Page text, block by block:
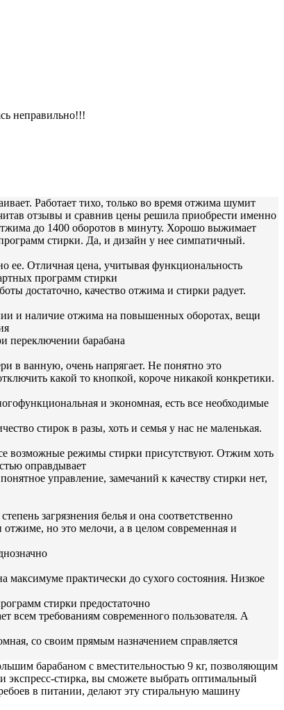
неправильно!!!
Работает тихо, только во время отжима шумит
отзывы и сравнив цены решила приобрести именно
до 1400 оборотов в минуту. Хорошо выжимает
стирки. Да, и дизайн у нее симпатичный.
ее. Отличная цена, учитывая функциональность
программ стирки
достаточно, качество отжима и стирки радует.
и наличие отжима на повышенных оборотах, вещи
переключении барабана
в ванную, очень напрягает. Не понятно это
какой то кнопкой, короче никакой конкретики.
и экономная, есть все необходимые
стирок в разы, хоть и семья у нас не маленькая.
возможные режимы стирки присутствуют. Отжим хоть
оправдывает
управление, замечаний к качеству стирки нет,
загрязнения белья и она соответственно
но это мелочи, а в целом современная и
максимуме практически до сухого состояния. Низкое
стирки предостаточно
всем требованиям современного пользователя. А
со своим прямым назначением справляется
барабаном с вместительностью 9 кг, позволяющим
экспресс-стирка, вы сможете выбрать оптимальный
в питании, делают эту стиральную машину